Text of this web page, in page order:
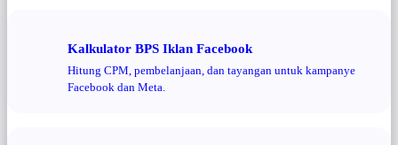
Kalkulator BPS Iklan Facebook
Hitung CPM, pembelanjaan, dan tayangan untuk kampanye
Facebook dan Meta.